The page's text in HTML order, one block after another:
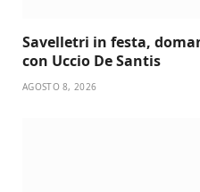
Savelletri in festa,
con Uccio De Santis
AGOSTO 8, 2026